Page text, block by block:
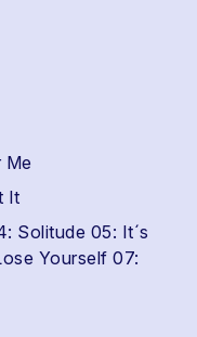
Me
It
Solitude 05: It´s
Yourself 07: